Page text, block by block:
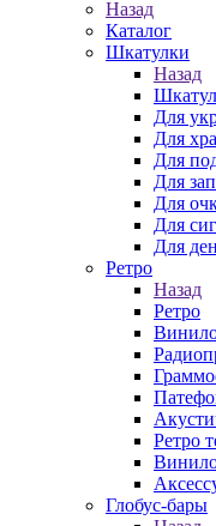
Назад
Каталог
Шкатулки
Назад
Для
Для
Для
Для
Для
Для
Для
Ретро
Назад
Ретро
Ретро
Глобус-бары